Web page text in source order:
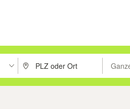
Vorschläge mit den Pfeiltasten
PLZ oder Ort eingeben. Suche